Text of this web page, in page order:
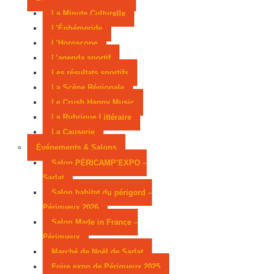
La Minute Culturelle
L’Éphémeride
L’Horoscope
L’agenda sportif
Les résultats sportifs
La Scène Régionale
Le Crush Happy Music
La Rubrique Littéraire
La Causerie
Événements & Salons
Salon PÉRICAMP’EXPO –
Sarlat
Salon habitat du périgord –
Périgueux 2026
Salon Made in France –
Périgueux
Marché de Noël de Sarlat
Foire expo de Périgueux 2025